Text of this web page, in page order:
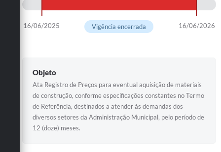
16/06/2025 16/06/2026
Vigência encerrada
Objeto
Ata Registro de Preços para eventual aquisição de materiais
de construção, conforme especificações constantes no Termo
de Referência, destinados a atender às demandas dos
diversos setores da Administração Municipal, pelo período de
12 (doze) meses.